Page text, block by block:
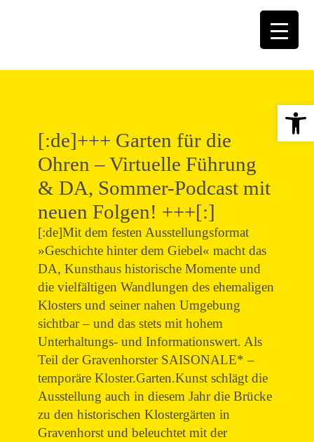
[:de]+++ Garten für die
Ohren – Virtuelle Führung
& DA, Sommer-Podcast mit
neuen Folgen! +++[:]
[:de]Mit dem festen Ausstellungsformat
»Geschichte hinter dem Giebel« macht das
DA, Kunsthaus historische Momente und
die vielfältigen Wandlungen des ehemaligen
Klosters und seiner nahen Umgebung
sichtbar – und das stets mit hohem
Unterhaltungs- und Informationswert. Als
Teil der Gravenhorster SAISONALE* –
temporäre Kloster.Garten.Kunst schlägt die
Ausstellung auch in diesem Jahr die Brücke
zu den historischen Klostergärten in
Gravenhorst und beleuchtet mit der